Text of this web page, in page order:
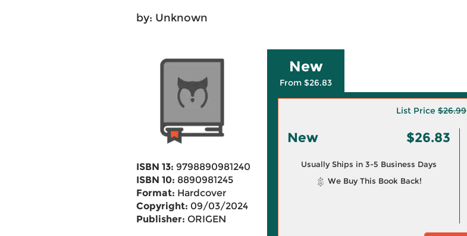
by: Unknown
ISBN 13: 9798890981240
ISBN 10: 8890981245
Format: Hardcover
Copyright: 09/03/2024
Publisher: ORIGEN
New
From $26.83
List Price $26.99
New $26.83
Usually Ships in 3-5 Business Days
We Buy This Book Back!